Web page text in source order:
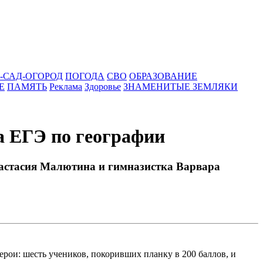
ОГОРОД ПОГОДА СВО ОБРАЗОВАНИЕ
ПАМЯТЬ Реклама Здоровье ЗНАМЕНИТЫЕ ЗЕМЛЯКИ
ЕГЭ по географии
Малютина и гимназистка Варвара
шесть учеников, покоривших планку в 200 баллов, и